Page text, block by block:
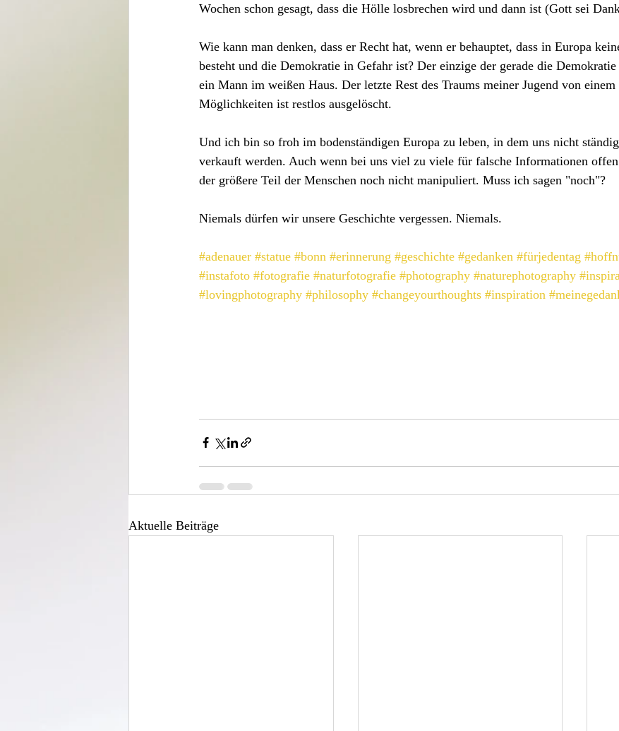
Wochen schon gesagt, dass die Hölle losbrechen wird und dann ist (Gott sei
Wie kann man denken, dass er Recht hat, wenn er behauptet, dass in Europa
besteht und die Demokratie in Gefahr ist? Der einzige der gerade die
ein Mann im weißen Haus. Der letzte Rest des Traums meiner Jugend von
Möglichkeiten ist restlos ausgelöscht.
Und ich bin so froh im bodenständigen Europa zu leben, in dem uns nicht
verkauft werden. Auch wenn bei uns viel zu viele für falsche Informationen
der größere Teil der Menschen noch nicht manipuliert. Muss ich sagen "noch"?
Niemals dürfen wir unsere Geschichte vergessen. Niemals.
#adenauer #statue #bonn #erinnerung #geschichte #gedanken #fürjedentag
#instafoto #fotografie #naturfotografie #photography #naturephotography
#lovingphotography #philosophy #changeyourthoughts #inspiration
Aktuelle Beiträge